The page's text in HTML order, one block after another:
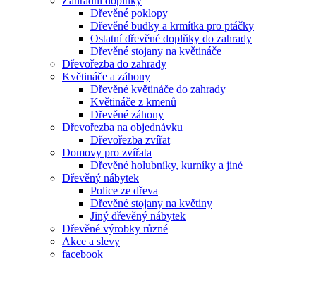
Dřevěné poklopy
Dřevěné budky a krmítka pro ptáčky
Ostatní dřevěné doplňky do zahrady
Dřevěné stojany na květináče
Dřevořezba do zahrady
Květináče a záhony
Dřevěné květináče do zahrady
Květináče z kmenů
Dřevěné záhony
Dřevořezba na objednávku
Dřevořezba zvířat
Domovy pro zvířata
Dřevěné holubníky, kurníky a jiné
Dřevěný nábytek
Police ze dřeva
Dřevěné stojany na květiny
Jiný dřevěný nábytek
Dřevěné výrobky různé
Akce a slevy
facebook